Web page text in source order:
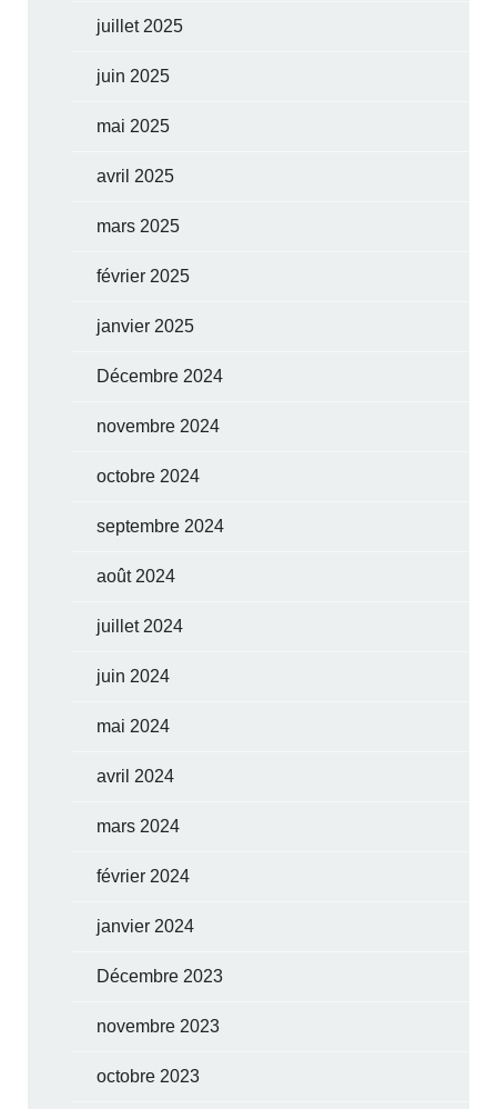
juillet 2025
juin 2025
mai 2025
avril 2025
mars 2025
février 2025
janvier 2025
Décembre 2024
novembre 2024
octobre 2024
septembre 2024
août 2024
juillet 2024
juin 2024
mai 2024
avril 2024
mars 2024
février 2024
janvier 2024
Décembre 2023
novembre 2023
octobre 2023